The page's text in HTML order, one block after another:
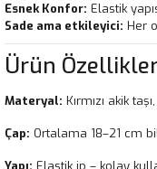
Esnek Konfor: Elastik
Sade ama etkileyici: Her
Ürün
Materyal: Kırmızı akik
Çap: Ortalama 18–21 cm
Yapı: Elastik ip – kolay